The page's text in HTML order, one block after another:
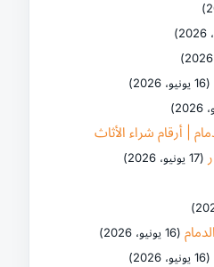
(16 يونيو، 2026)
| أرقام شراء الأثاث
(17 يونيو، 2026)
(16 يونيو، 2026)
(16 يونيو، 2026)